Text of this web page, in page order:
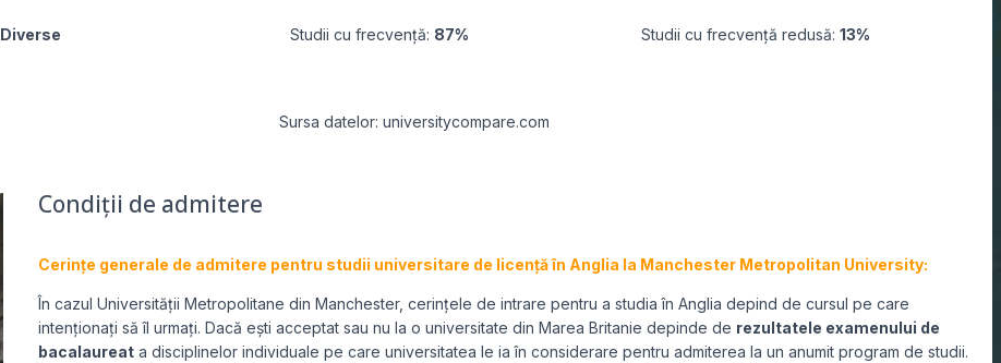
Diverse Studii cu frecvență: 87% Studii cu frecvență redusă: 13%
Sursa datelor: universitycompare.com
Condiții de admitere
Cerințe generale de admitere pentru studii universitare de licență în Anglia la Manchester Metropolitan University:
În cazul Universității Metropolitane din Manchester, cerințele de intrare pentru a studia în Anglia depind de cursul pe care
intenționați să îl urmați. Dacă ești acceptat sau nu la o universitate din Marea Britanie depinde de rezultatele examenului de
bacalaureata disciplinelor individuale pe care universitatea le ia în considerare pentru admiterea la un anumit program de studii.